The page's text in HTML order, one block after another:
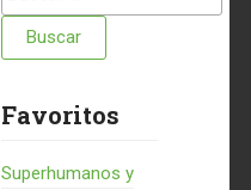
Favoritos
Superhumanos y